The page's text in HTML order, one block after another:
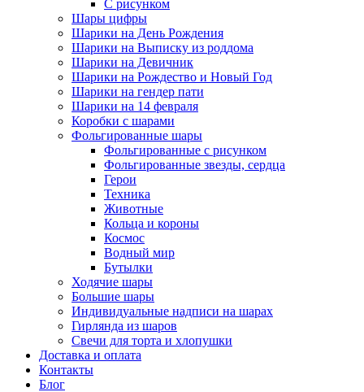
С рисунком
Шары цифры
Шарики на День Рождения
Шарики на Выписку из роддома
Шарики на Девичник
Шарики на Рождество и Новый Год
Шарики на гендер пати
Шарики на 14 февраля
Коробки с шарами
Фольгированные шары
Фольгированные с рисунком
Фольгированные звезды, сердца
Герои
Техника
Животные
Кольца и короны
Космос
Водный мир
Бутылки
Ходячие шары
Большие шары
Индивидуальные надписи на шарах
Гирлянда из шаров
Свечи для торта и хлопушки
Доставка и оплата
Контакты
Блог